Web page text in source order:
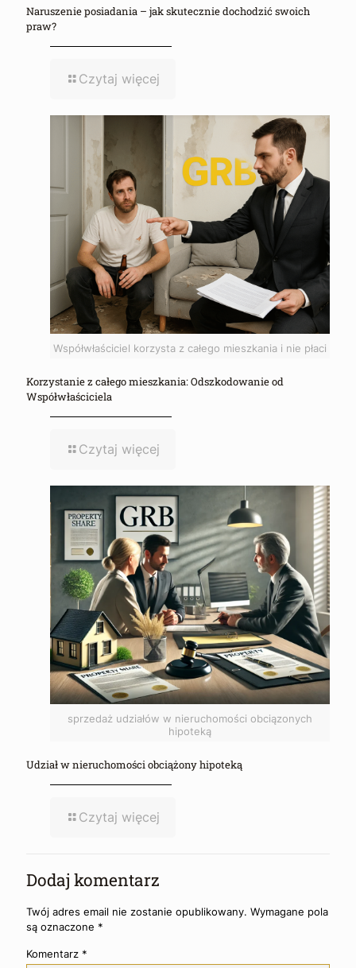
Naruszenie posiadania – jak skutecznie dochodzić swoich
praw?
Czytaj więcej
Współwłaściciel korzysta z całego mieszkania i nie płaci
Korzystanie z całego mieszkania: Odszkodowanie od
Współwłaściciela
Czytaj więcej
sprzedaż udziałów w nieruchomości obciązonych
hipoteką
Udział w nieruchomości obciążony hipoteką
Czytaj więcej
Dodaj komentarz
Twój adres email nie zostanie opublikowany. Wymagane pola
są oznaczone *
Komentarz *